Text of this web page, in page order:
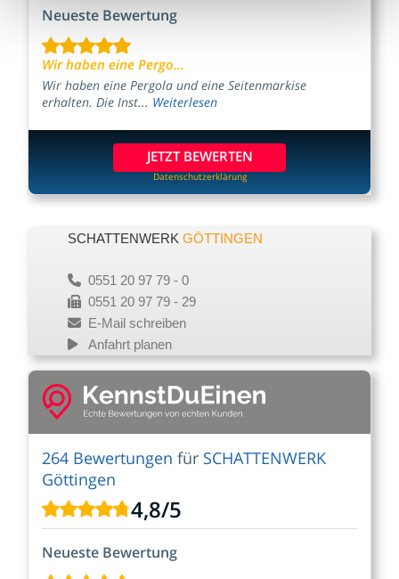
Neueste Bewertung
Wir haben eine Pergo...
Wir haben eine Pergola und eine Seitenmarkise
erhalten. Die Inst... Weiterlesen
JETZT BEWERTEN
Datenschutzerklärung
SCHATTENWERKGÖTTINGEN
0551 20 97 79 - 0
0551 20 97 79 - 29
E-Mail schreiben
Anfahrt planen
264 Bewertungen für SCHATTENWERK
Göttingen
4,8/5
Neueste Bewertung